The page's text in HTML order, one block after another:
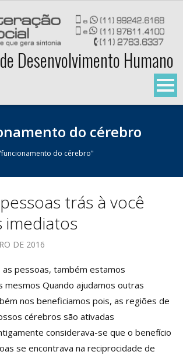
Desenvolvimento Humano
do cérebro
do cérebro"
trás à você
imediatos
DE 2016
as pessoas, também estamos
mesmos Quando ajudamos outras
nos beneficiamos pois, as regiões de
cérebros são ativadas
considerava-se que o benefício
se encontrava na reciprocidade de